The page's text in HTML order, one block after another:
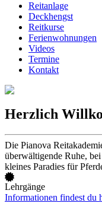
Reitanlage
Deckhengst
Reitkurse
Ferienwohnungen
Videos
Termine
Kontakt
Herzlich
Die Pianova
überwältigende Ruhe,
kleines Paradies für
Lehrgänge
Informationen findest du